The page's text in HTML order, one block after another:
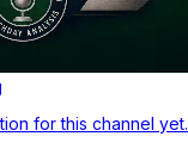
for this channel yet.